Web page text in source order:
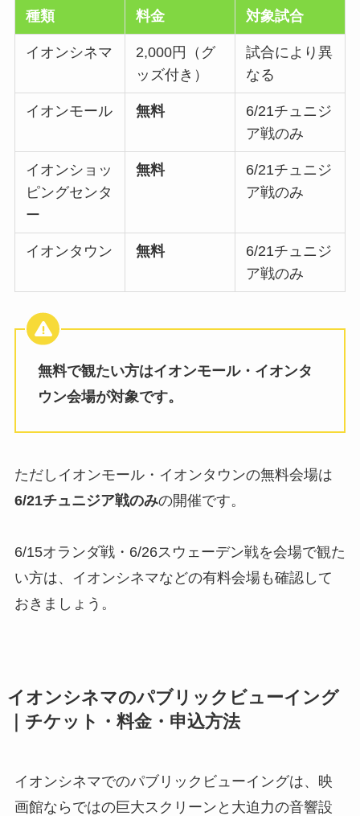
種類 料金 対象試合
イオンシネマ
2,000円（グ
ッズ付き）
試合により異
なる
イオンモール 無料
6/21チュニジ
ア戦のみ
イオンショッ
ピングセンタ
ー
無料
6/21チュニジ
ア戦のみ
イオンタウン 無料
6/21チュニジ
ア戦のみ
無料で観たい方はイオンモール・イオンタ
ウン会場が対象です。
ただしイオンモール・イオンタウンの無料会場は
6/21チュニジア戦のみの開催です。
6/15オランダ戦・6/26スウェーデン戦を会場で観た
い方は、イオンシネマなどの有料会場も確認して
おきましょう。
イオンシネマのパブリックビューイング
｜チケット・料金・申込方法
イオンシネマでのパブリックビューイングは、映
画館ならではの巨大スクリーンと大迫力の音響設